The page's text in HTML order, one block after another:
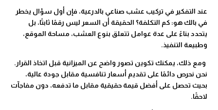
عند التفكير في تركيب عشب صناعي بالدرعية، فإن أول سؤال يخطر
في بالك هو: كم التكلفة؟ الحقيقة أن السعر ليس رقمًا ثابتًا، بل
يتحدد بناءً على عدة عوامل تتعلق بنوع العشب، مساحة الموقع،
وطبيعة التنفيذ.
ومع ذلك، يمكنك تكوين تصور واضح عن الميزانية قبل اتخاذ القرار.
نحن نحرص دائمًا على تقديم أسعار تنافسية مقابل جودة عالية،
بحيث تحصل على أفضل قيمة حقيقية مقابل ما تدفعه، دون مفاجآت
لاحقًا.